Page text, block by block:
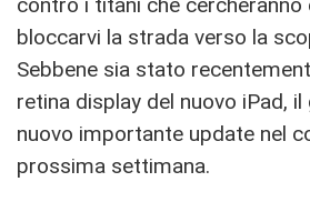
bloccarvi la strada verso la
Sebbene sia stato
retina display del nuovo iPad,
nuovo importante update nel
prossima settimana.